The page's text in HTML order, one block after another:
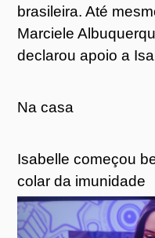
brasileira. Até
Marciele
declarou apoio a
Na casa
Isabelle começou
colar da imunidade